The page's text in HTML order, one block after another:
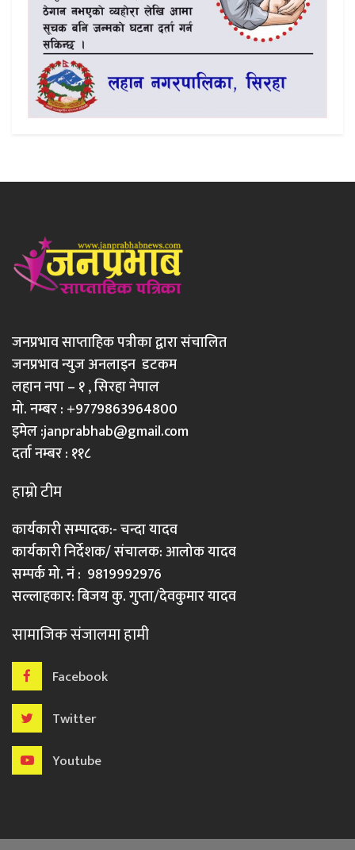
जनप्रभाव साप्ताहिक पत्रीका द्वारा संचालित
जनप्रभाव न्युज अनलाइन डटकम
लहान नपा – १ , सिरहा नेपाल
मो. नम्बर : +9779863964800
इमेल :janprabhab@gmail.com
दर्ता नम्बर : ११८
हाम्रो टीम
कार्यकारी सम्पादक:- चन्दा यादव
कार्यकारी निर्देशक/ संचालक: आलोक यादव
सम्पर्क मो. नं : 9819992976
सल्लाहकार: बिजय कु. गुप्ता/देवकुमार यादव
सामाजिक संजालमा हामी
Facebook
Twitter
Youtube